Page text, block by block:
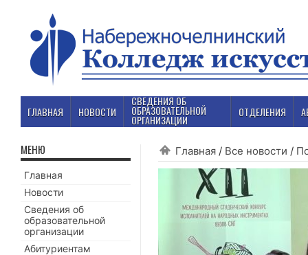
ГЛАВНАЯ НОВОСТИ
СВЕДЕНИЯ ОБ
ОБРАЗОВАТЕЛЬНОЙ
ОРГАНИЗАЦИИ
ОТДЕЛЕНИЯ
Главная / Все новости /
МЕНЮ
Главная
Новости
Сведения об
образовательной
организации
Абитуриентам